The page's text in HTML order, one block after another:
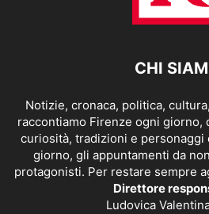
CHI
Notizie, cronaca, politica,
raccontiamo Firenze ogni giorno,
curiosità, tradizioni e personaggi
giorno, gli appuntamenti da
protagonisti. Per restare sempre
Direttore
Ludovica